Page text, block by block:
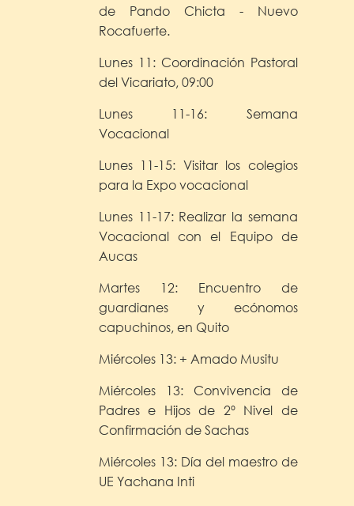
de Pando Chicta - Nuevo
Rocafuerte.
Lunes 11: Coordinación Pastoral
del Vicariato, 09:00
Lunes 11-16: Semana
Vocacional
Lunes 11-15: Visitar los colegios
para la Expo vocacional
Lunes 11-17: Realizar la semana
Vocacional con el Equipo de
Aucas
Martes 12: Encuentro de
guardianes y ecónomos
capuchinos, en Quito
Miércoles 13: + Amado Musitu
Miércoles 13: Convivencia de
Padres e Hijos de 2º Nivel de
Confirmación de Sachas
Miércoles 13: Día del maestro de
UE Yachana Inti